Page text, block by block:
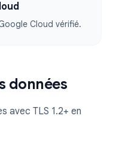
Cloud vérifié.
données
avec TLS 1.2+ en